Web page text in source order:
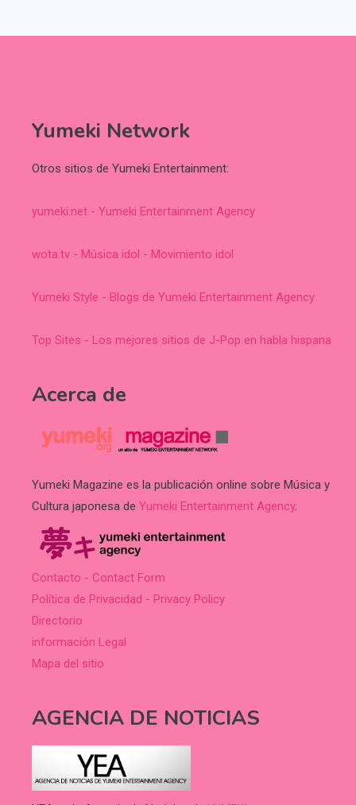
Yumeki Network
Otros sitios de Yumeki Entertainment:
yumeki.net - Yumeki Entertainment Agency
wota.tv - Música idol - Movimiento idol
Yumeki Style - Blogs de Yumeki Entertainment Agency
Top Sites - Los mejores sitios de J-Pop en habla hispana
Acerca de
Yumeki Magazine es la publicación online sobre Música y
Cultura japonesa de Yumeki Entertainment Agency.
Contacto - Contact Form
Política de Privacidad - Privacy Policy
Directorio
información Legal
Mapa del sitio
AGENCIA DE NOTICIAS